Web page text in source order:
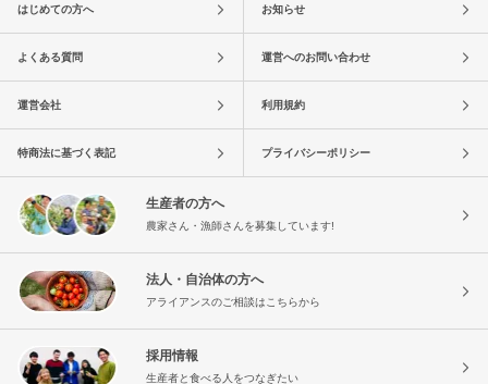
はじめての方へ お知らせ
よくある質問 運営へのお問い合わせ
運営会社 利用規約
特商法に基づく表記 プライバシーポリシー
生産者の方へ
農家さん・漁師さんを募集しています!
法人・自治体の方へ
アライアンスのご相談はこちらから
採用情報
生産者と食べる人をつなぎたい